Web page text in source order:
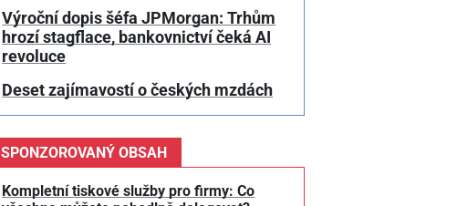
Výroční dopis šéfa JPMorgan: Trhům
hrozí stagflace, bankovnictví čeká AI
revoluce
Deset zajímavostí o českých mzdách
SPONZOROVANÝ OBSAH
Kompletní tiskové služby pro firmy: Co